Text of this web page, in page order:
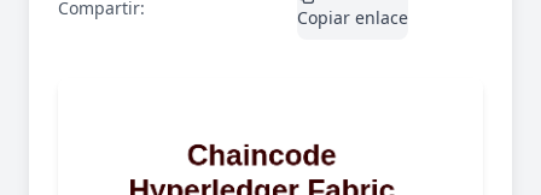
Compartir: Copiar enlace